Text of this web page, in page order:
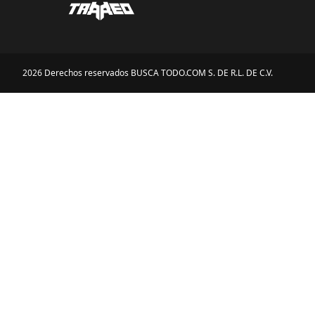
2026 Derechos reservados BUSCA TODO.COM S. DE R.L. DE C.V.